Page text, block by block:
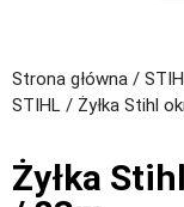
Strona główna /
STIHL / Żyłka Stihl
Żyłka